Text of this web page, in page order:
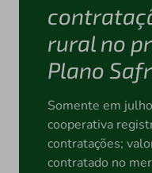
rural no
Plano
Somente em
cooperativa
contratações;
contratado no